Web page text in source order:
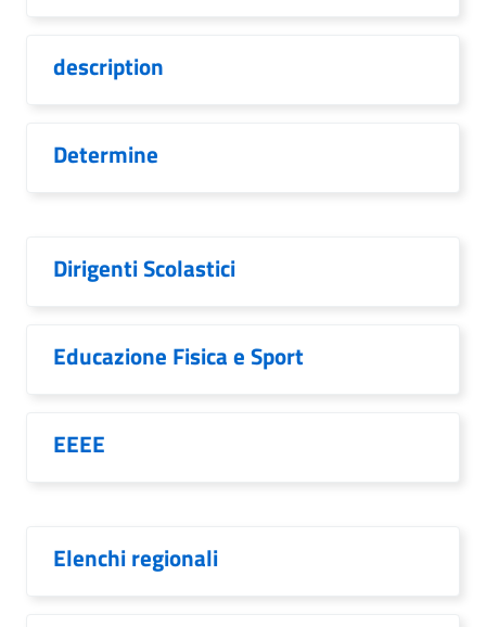
description
Determine
Dirigenti Scolastici
Educazione Fisica e Sport
EEEE
Elenchi regionali